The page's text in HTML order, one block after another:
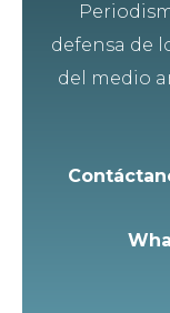
defensa de
del medio